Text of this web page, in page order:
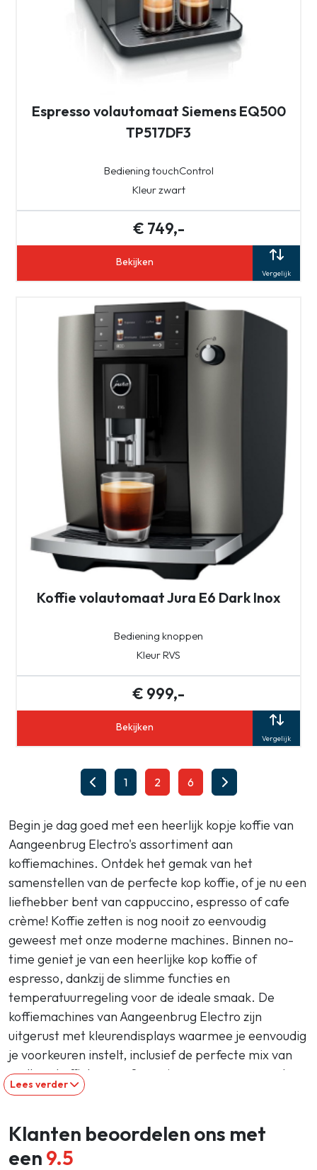
Espresso volautomaat Siemens EQ500
TP517DF3
Bediening touchControl
Kleur zwart
€ 749,-
Bekijken
Vergelijk
Koffie volautomaat Jura E6 Dark Inox
Bediening knoppen
Kleur RVS
€ 999,-
Bekijken
Vergelijk
1 2 6
Begin je dag goed met een heerlijk kopje koffie van
Aangeenbrug Electro's assortiment aan
koffiemachines. Ontdek het gemak van het
samenstellen van de perfecte kop koffie, of je nu een
liefhebber bent van cappuccino, espresso of cafe
crème! Koffie zetten is nog nooit zo eenvoudig
geweest met onze moderne machines. Binnen no-
time geniet je van een heerlijke kop koffie of
espresso, dankzij de slimme functies en
temperatuurregeling voor de ideale smaak. De
koffiemachines van Aangeenbrug Electro zijn
uitgerust met kleurendisplays waarmee je eenvoudig
je voorkeuren instelt, inclusief de perfecte mix van
melk en koffiebonen. Sommige van onze apparaten
bieden zelfs de mogelijkheid om de kopjesgrootte
espresso- of koffieautomaat, onze machines zijn
afkomstig van
Lees verder
Klanten beoordelen ons met
een 9.5